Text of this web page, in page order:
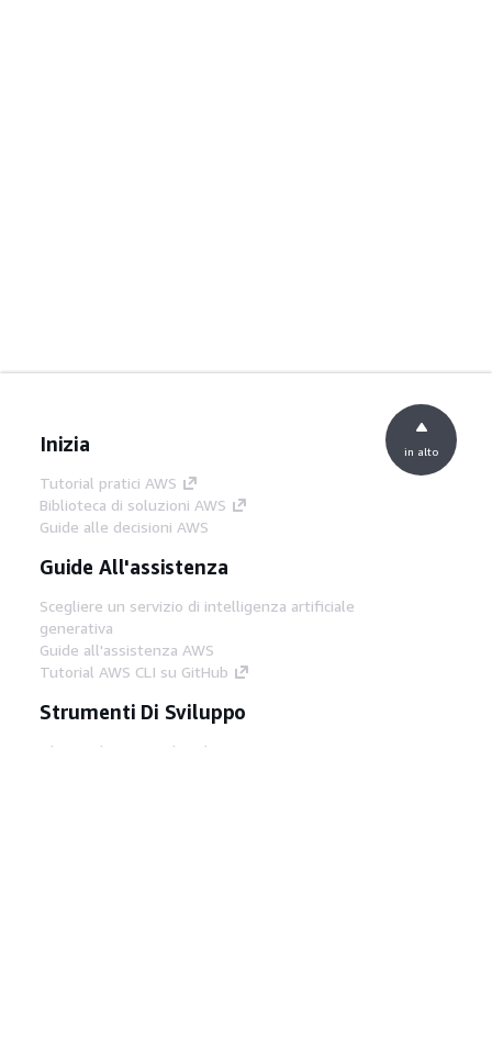
Inizia
Tutorial pratici AWS
Biblioteca di soluzioni AWS
Guide alle decisioni AWS
Guide All'assistenza
Scegliere un servizio di intelligenza artificiale
generativa
Guide all'assistenza AWS
Tutorial AWS CLI su GitHub
Strumenti Di Sviluppo
Libreria di esempi di codice AWS
in alto